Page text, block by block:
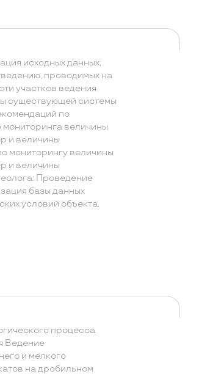
исходных данных;
проводимых на
участков ведения
существующей системы
по
величины
и величины
мониторингу величины
и величины
Проведение
базы данных
условий объекта.
процесса
Ведение
и мелкого
на дробильном